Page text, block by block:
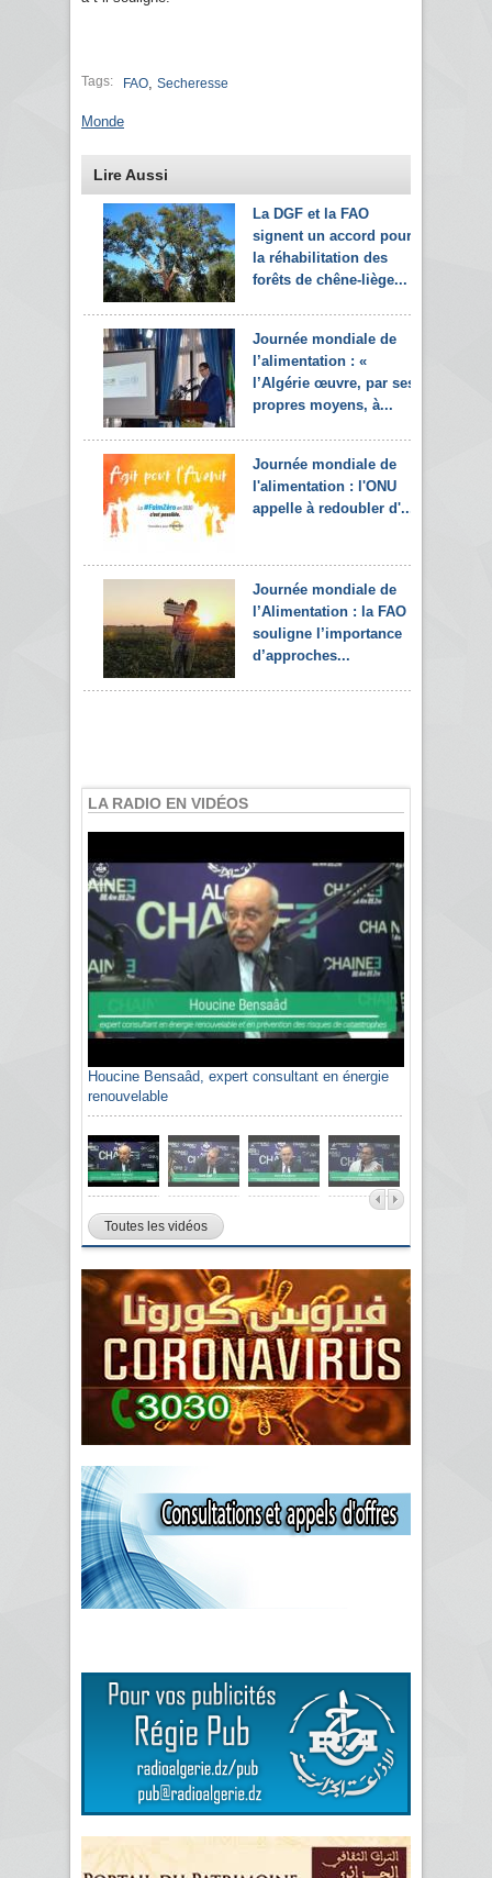
Tags: FAO Secheresse
Monde
Lire Aussi
La DGF et la FAO
signent un accord pour
la réhabilitation des
forêts de chêne-liège...
Journée mondiale de
l’alimentation : «
l’Algérie œuvre, par ses
propres moyens, à...
Journée mondiale de
l'alimentation : l'ONU
appelle à redoubler d'...
Journée mondiale de
l’Alimentation : la FAO
souligne l’importance
d’approches...
LA RADIO EN VIDÉOS
Houcine Bensaâd, expert consultant en énergie
renouvelable
Toutes les vidéos